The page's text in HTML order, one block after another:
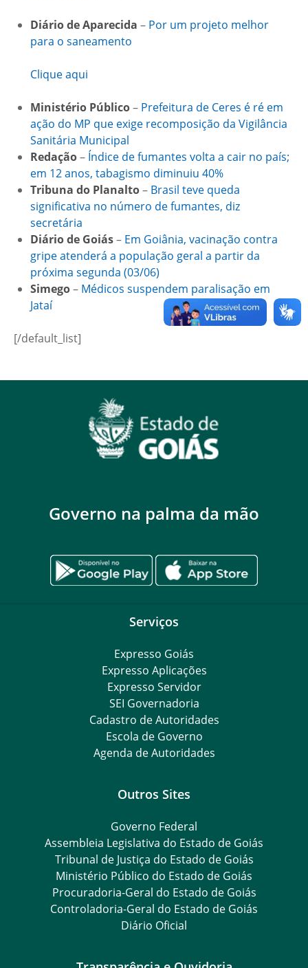
Diário de Aparecida – Por um projeto melhor
para o saneamento
Clique aqui
Ministério Público– Prefeitura de Ceres é ré em
ação do MP que exige recomposição da Vigilância
Sanitária Municipal
Redação– Índice de fumantes volta a cair no país;
em 12 anos, tabagismo diminuiu 40%
Tribuna do Planalto– Brasil teve queda
significativa no número de fumantes, diz
secretária
Diário de Goiás– Em Goiânia, vacinação contra
gripe atenderá a população geral a partir da
próxima segunda (03/06)
Simego– Médicos suspendem paralisação em
Jataí
[/default_list]
Governo na palma da mão
Serviços
Expresso Goiás
Expresso Aplicações
Expresso Servidor
SEI Governadoria
Cadastro de Autoridades
Escola de Governo
Agenda de Autoridades
Outros Sites
Governo Federal
Assembleia Legislativa do Estado de Goiás
Tribunal de Justiça do Estado de Goiás
Ministério Público do Estado de Goiás
Procuradoria-Geral do Estado de Goiás
Controladoria-Geral do Estado de Goiás
Diário Oficial